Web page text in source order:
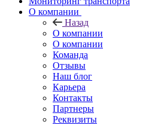
О компании
Назад
О компании
О компании
Команда
Отзывы
Наш блог
Карьера
Контакты
Партнеры
Реквизиты